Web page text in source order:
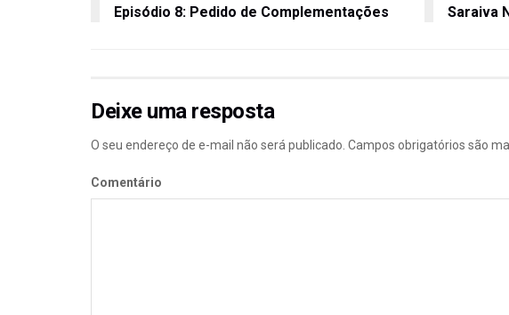
Episódio 8: Pedido de Complementações
Saraiva
Deixe uma resposta
O seu endereço de e-mail não será publicado. Campos obrigatórios são
Comentário